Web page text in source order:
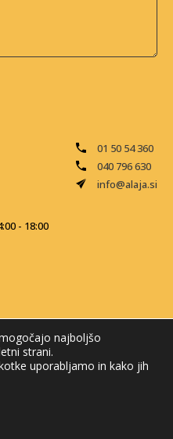
01 50 54 360
040 796 630
info@alaja.si
- 18:00
najboljšo
strani.
uporabljamo in kako jih